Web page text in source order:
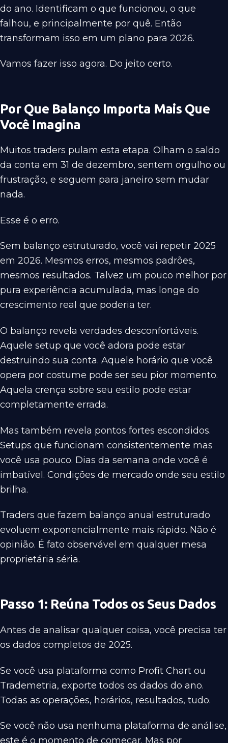
do ano. Identificam o que funcionou, o que
falhou, e principalmente por quê. Então
transformam isso em um plano para 2026.
Vamos fazer isso agora. Do jeito certo.
Por Que Balanço Importa Mais Que
Você Imagina
Muitos traders pulam esta etapa. Olham o saldo
da conta em 31 de dezembro, sentem orgulho ou
frustração, e seguem para janeiro sem mudar
nada.
Esse é o erro.
Sem balanço estruturado, você vai repetir 2025
em 2026. Mesmos erros, mesmos padrões,
mesmos resultados. Talvez um pouco melhor por
pura experiência acumulada, mas longe do
crescimento real que poderia ter.
O balanço revela verdades desconfortáveis.
Aquele setup que você adora pode estar
destruindo sua conta. Aquele horário que você
opera por costume pode ser seu pior momento.
Aquela crença sobre seu estilo pode estar
completamente errada.
Mas também revela pontos fortes escondidos.
Setups que funcionam consistentemente mas
você usa pouco. Dias da semana onde você é
imbatível. Condições de mercado onde seu estilo
brilha.
Traders que fazem balanço anual estruturado
evoluem exponencialmente mais rápido. Não é
opinião. É fato observável em qualquer mesa
proprietária séria.
Passo 1: Reúna Todos os Seus Dados
Antes de analisar qualquer coisa, você precisa ter
os dados completos de 2025.
Se você usa plataforma como Profit Chart ou
Trademetria, exporte todos os dados do ano.
Todas as operações, horários, resultados, tudo.
Se você não usa nenhuma plataforma de análise,
este é o momento de começar. Mas por